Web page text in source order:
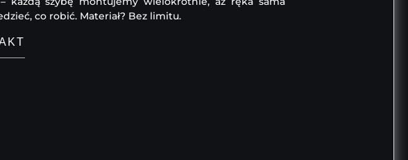
co robić. Materiał? Bez limitu.